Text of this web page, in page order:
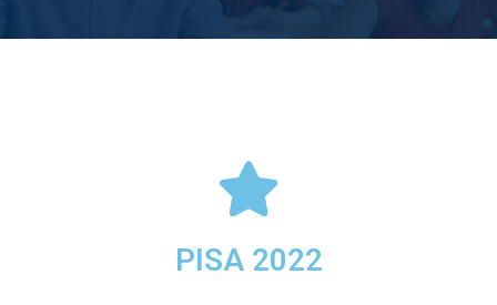
PISA 2022